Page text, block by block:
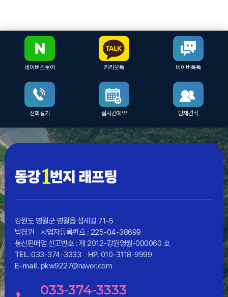
네이버스토어 카카오톡 네이버톡톡
전화걸기 실시간예약 단체견적
강원도 영월군 영월읍 섭세길 71-5
박경원
사업자등록번호 : 225-04-38699
통신판매업 신고번호 : 제 2012-강원영월-000060 호
TEL. 033-374-3333 HP. 010-3118-9999
E-mail. pkw9227@naver.com
033-374-3333